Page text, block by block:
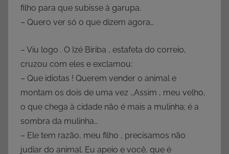
filho para que subisse à garupa.
– Quero ver só o que dizem agora…
– Viu logo . O Izé Biriba , estafeta do correio,
cruzou com eles e exclamou:
– Que idiotas ! Querem vender o animal e
montam os dois de uma vez …Assim , meu velho,
o que chega à cidade não é mais a mulinha; é a
sombra da mulinha…
– Ele tem razão, meu filho , precisamos não
judiar do animal. Eu apeio e você, que é